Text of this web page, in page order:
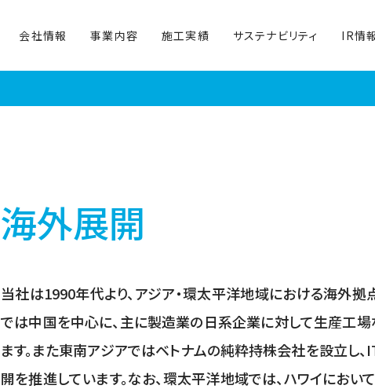
会社情報 事業内容 施工実績 サステナビリティ IR情
海外展開
当社は1990年代より、アジア・環太平洋地域における海外拠
では中国を中心に、主に製造業の日系企業に対して生産工
ます。また東南アジアではベトナムの純粋持株会社を設立し
開を推進しています。なお、環太平洋地域では、ハワイにおい